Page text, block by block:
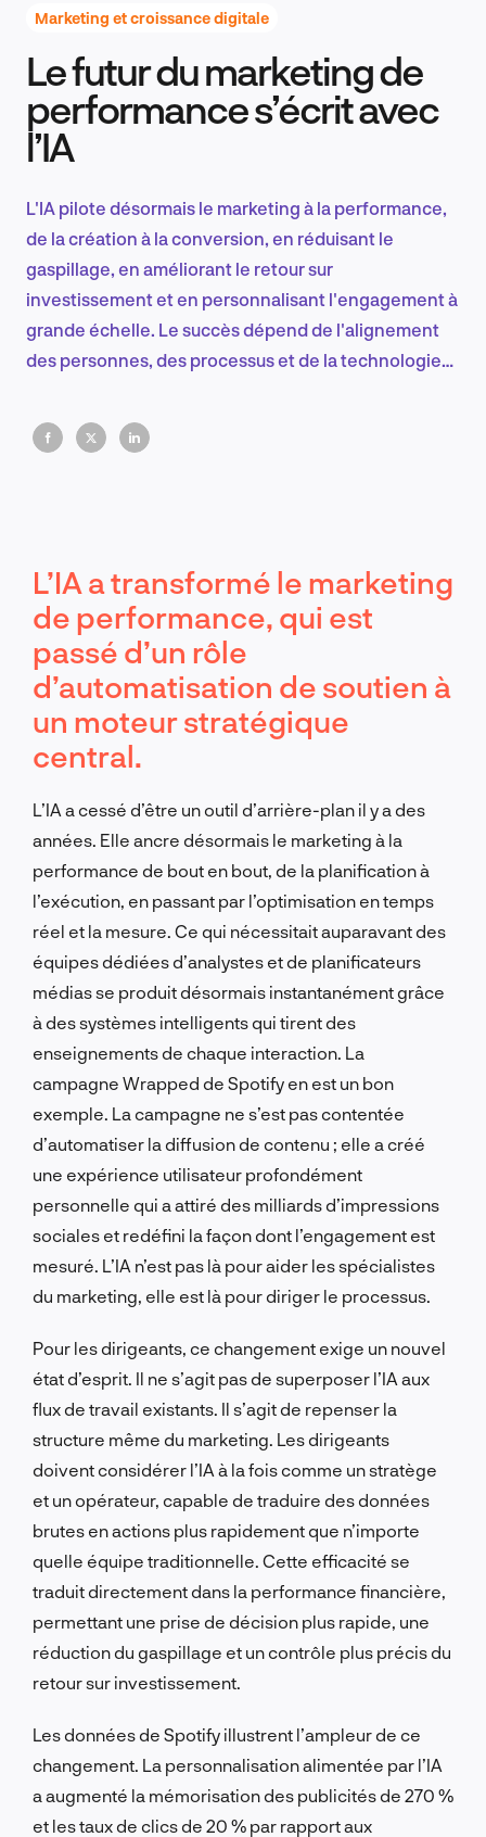
Recherche et conception produit
EN
Marketing et croissance digitale
Le futur du marketing de
performance s’écrit avec
l’IA
L'IA pilote désormais le marketing à la performance,
de la création à la conversion, en réduisant le
gaspillage, en améliorant le retour sur
investissement et en personnalisant l'engagement à
grande échelle. Le succès dépend de l'alignement
des personnes, des processus et de la technologie
mesurable.
L’IA a transformé le marketing
de performance, qui est
passé d’un rôle
d’automatisation de soutien à
un moteur stratégique
central.
L’IA a cessé d’être un outil d’arrière-plan il y a des
années. Elle ancre désormais le marketing à la
performance de bout en bout, de la planification à
l’exécution, en passant par l’optimisation en temps
réel et la mesure. Ce qui nécessitait auparavant des
équipes dédiées d’analystes et de planificateurs
médias se produit désormais instantanément grâce
à des systèmes intelligents qui tirent des
enseignements de chaque interaction. La
campagne Wrapped de Spotify en est un bon
exemple. La campagne ne s’est pas contentée
d’automatiser la diffusion de contenu ; elle a créé
une expérience utilisateur profondément
personnelle qui a attiré des milliards d’impressions
sociales et redéfini la façon dont l’engagement est
mesuré. L’IA n’est pas là pour aider les spécialistes
du marketing, elle est là pour diriger le processus.
Pour les dirigeants, ce changement exige un nouvel
état d’esprit. Il ne s’agit pas de superposer l’IA aux
flux de travail existants. Il s’agit de repenser la
structure même du marketing. Les dirigeants
doivent considérer l’IA à la fois comme un stratège
et un opérateur, capable de traduire des données
brutes en actions plus rapidement que n’importe
quelle équipe traditionnelle. Cette efficacité se
traduit directement dans la performance financière,
permettant une prise de décision plus rapide, une
réduction du gaspillage et un contrôle plus précis du
retour sur investissement.
Les données de Spotify illustrent l’ampleur de ce
changement. La personnalisation alimentée par l’IA
a augmenté la mémorisation des publicités de 270 %
et les taux de clics de 20 % par rapport aux